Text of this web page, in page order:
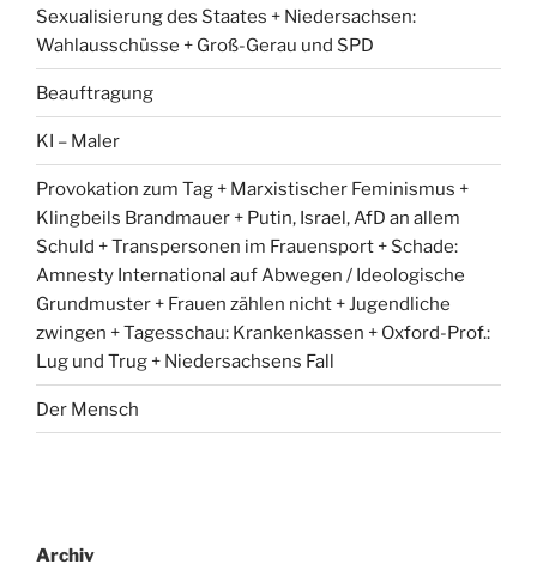
Sexualisierung des Staates + Niedersachsen:
Wahlausschüsse + Groß-Gerau und SPD
Beauftragung
KI – Maler
Provokation zum Tag + Marxistischer Feminismus +
Klingbeils Brandmauer + Putin, Israel, AfD an allem
Schuld + Transpersonen im Frauensport + Schade:
Amnesty International auf Abwegen / Ideologische
Grundmuster + Frauen zählen nicht + Jugendliche
zwingen + Tagesschau: Krankenkassen + Oxford-Prof.:
Lug und Trug + Niedersachsens Fall
Der Mensch
Archiv